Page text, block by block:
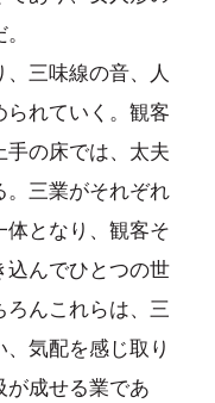
三味線の音、人
られていく。観客
手の床では、太夫
。三業がそれぞれ
体となり、観客そ
込んでひとつの世
ろんこれらは、三
気配を感じ取り
が成せる業であ